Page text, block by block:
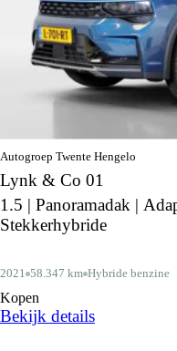
Autogroep Twente Hengelo
Lynk & Co 01
1.5 | Panoramadak |
Stekkerhybride
2021 58.347 km Hybride benzine
Kopen
Bekijk details